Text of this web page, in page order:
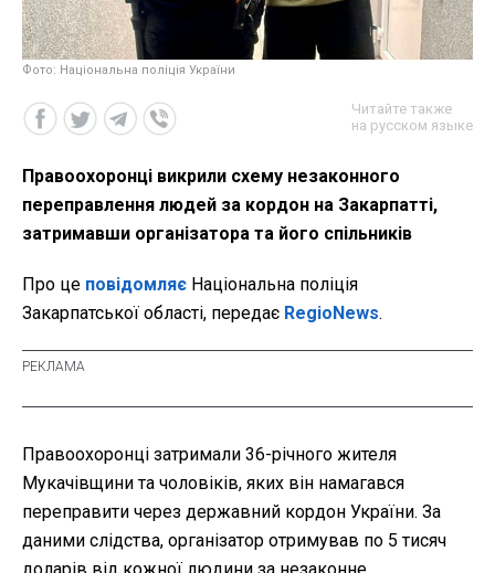
Фото: Національна поліція України
Читайте также
на русском языке
Правоохоронці викрили схему незаконного
переправлення людей за кордон на Закарпатті,
затримавши організатора та його спільників
Про це повідомляє Національна поліція
Закарпатської області, передає RegioNews.
Правоохоронці затримали 36-річного жителя
Мукачівщини та чоловіків, яких він намагався
переправити через державний кордон України. За
даними слідства, організатор отримував по 5 тисяч
доларів від кожної людини за незаконне